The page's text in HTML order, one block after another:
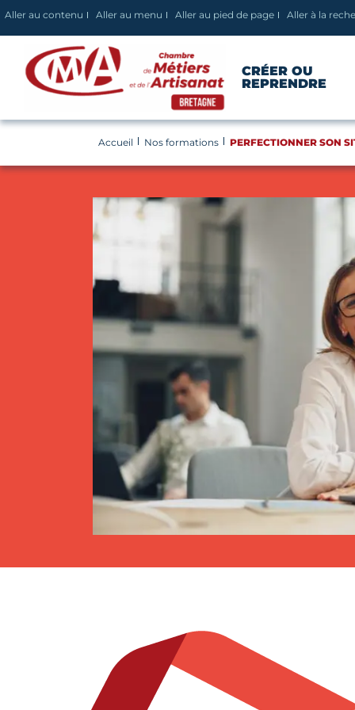
Panneau de gestion des cookies
Aller au contenu Aller au menu Aller au pied de page Aller à la
CRÉER OU
REPRENDRE
Accueil Nos formations PERFECTIONNER SON